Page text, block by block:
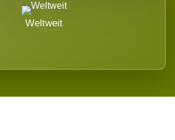
Weltweit